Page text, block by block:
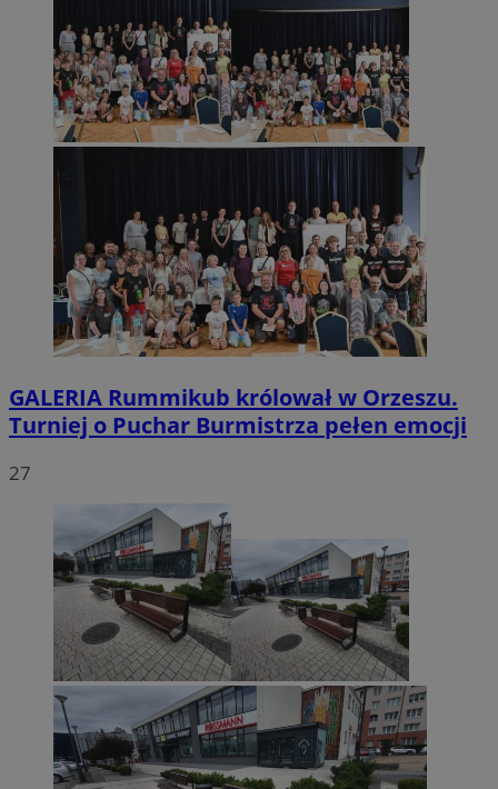
GALERIA Rummikub królował w Orzeszu.
Turniej o Puchar Burmistrza pełen emocji
27
Niezbędne Wydajność Targetowanie
Niezbędne pliki cookie umożliwiają korzystanie z podstawowych
takich jak logowanie użytkownika i zarządzanie kontem. Bez
Nazwa
Provider/
Domena
SessID
orzesze.com.pl
QeSessID orzesze.com.pl
MvSessID orzesze.com.pl 1 rok